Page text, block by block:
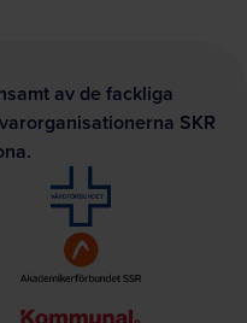
av de fackliga
SKR